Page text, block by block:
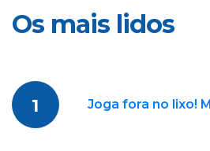
Os mais lidos
1 Joga fora no lixo!